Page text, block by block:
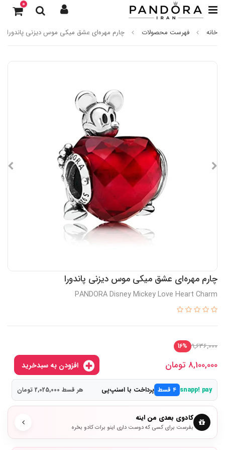
0
خانه فهرست محصولات چارم مهره‌ای عشق میکی موس دیزنی پاندورا
چارم مهره‌ای عشق میکی موس دیزنی پاندورا
PANDORA Disney Mickey Love Heart Charm
9,636,000
16%
8,100,000 تومان
snapp! pay ۴ قسط پرداخت با اسنپ‌پی هر قسط 2,025,000 تومان
کادوی بعدی من اینه
بفرست برای کسی که دوست داری اینو برات کادو بخره